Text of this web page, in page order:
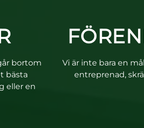
bortom
bästa
eller en
Vi är inte bara en
entreprenad,